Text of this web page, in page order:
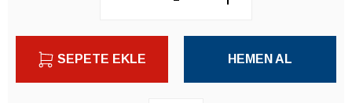
SEPETE EKLE HEMEN AL